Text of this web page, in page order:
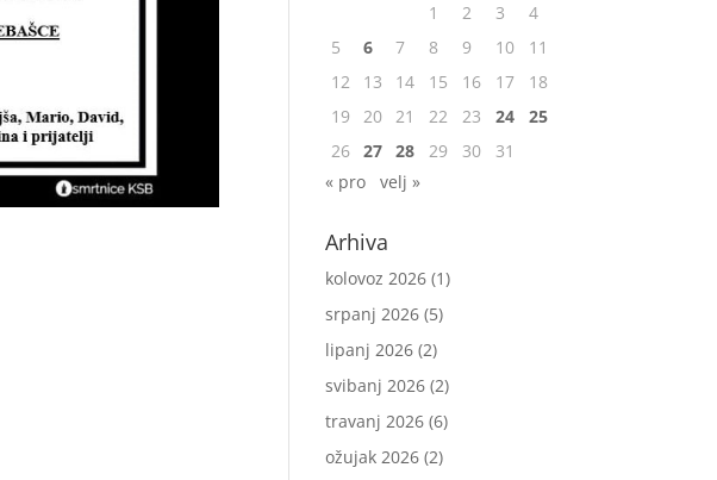
1
2 3
4
5
6 7 8 9 10
11
12
13 14 15 16 17
18
19
20 21 22 23 24
25
26 27 28 29 30
31
« pro
velj »
Arhiva
kolovoz 2026 (1)
srpanj 2026 (5)
lipanj 2026 (2)
svibanj 2026 (2)
travanj 2026 (6)
ožujak 2026 (2)